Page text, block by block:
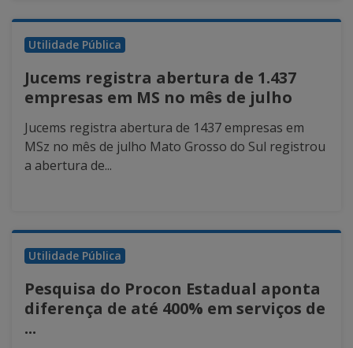
Utilidade Pública
Jucems registra abertura de 1.437
empresas em MS no mês de julho
Jucems registra abertura de 1437 empresas em
MSz no mês de julho Mato Grosso do Sul registrou
a abertura de...
Utilidade Pública
Pesquisa do Procon Estadual aponta
diferença de até 400% em serviços de
...